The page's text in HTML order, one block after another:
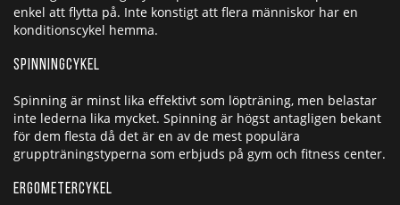
enkel att flytta på. Inte konstigt att flera människor har en
konditionscykel hemma.
Spinningcykel
Spinning är minst lika effektivt som löpträning, men belastar
inte lederna lika mycket. Spinning är högst antagligen bekant
för dem flesta då det är en av de mest populära
gruppträningstyperna som erbjuds på gym och fitness center.
Ergometercykel